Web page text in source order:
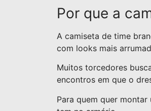
Por que a
A camiseta de time
com looks mais
Muitos torcedores
encontros em que o
Para quem quer